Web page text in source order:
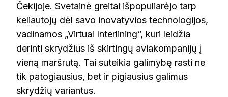
Čekijoje. Svetainė greitai išpopuliarėjo tarp
keliautojų dėl savo inovatyvios technologijos,
vadinamos „Virtual Interlining“, kuri leidžia
derinti skrydžius iš skirtingų aviakompanijų į
vieną maršrutą. Tai suteikia galimybę rasti ne
tik patogiausius, bet ir pigiausius galimus
skrydžių variantus.